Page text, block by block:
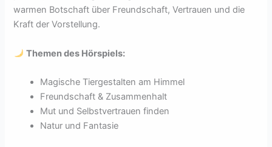
warmen Botschaft über Freundschaft, Vertrauen und die
Kraft der Vorstellung.
Themen des Hörspiels:
Magische Tiergestalten am Himmel
Freundschaft & Zusammenhalt
Mut und Selbstvertrauen finden
Natur und Fantasie